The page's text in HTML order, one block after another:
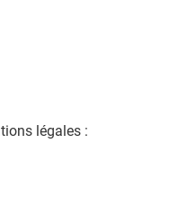
légales :